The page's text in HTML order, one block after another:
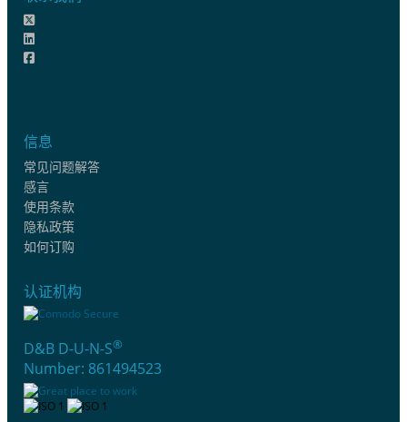
信息
常见问题解答
感言
使用条款
隐私政策
如何订购
认证机构
D&B D-U-N-S®
Number: 861494523